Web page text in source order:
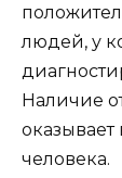
людей, у
Наличие
человека.